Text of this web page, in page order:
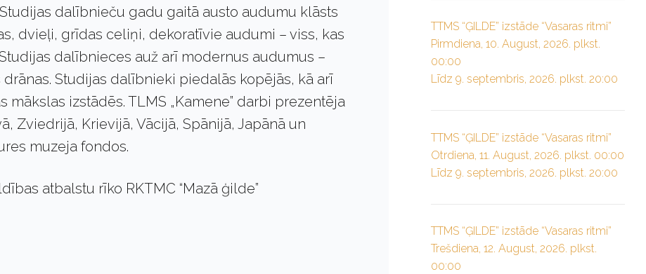
dalībnieču gadu gaitā austo audumu klāsts
dvieļi, grīdas celiņi, dekoratīvie audumi – viss, kas
dalībnieces auž arī modernus audumus –
Studijas dalībnieki piedalās kopējās, kā arī
izstādēs. TLMS „Kamene” darbi prezentēja
Zviedrijā, Krievijā, Vācijā, Spānijā, Japānā un
muzeja fondos.
atbalstu rīko RKTMC “Mazā ģilde”
TTMS “ĢILDE” izstāde “Vasaras ritmi”
Pirmdiena, 10. August, 2026. plkst.
00:00
Līdz 9. septembris, 2026. plkst. 20:00
TTMS “ĢILDE” izstāde “Vasaras ritmi”
Otrdiena, 11. August, 2026. plkst. 00:00
Līdz 9. septembris, 2026. plkst. 20:00
TTMS “ĢILDE” izstāde “Vasaras ritmi”
Trešdiena, 12. August, 2026. plkst.
00:00